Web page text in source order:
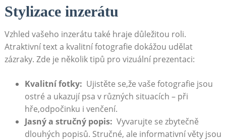
Stylizace inzerátu
Vzhled vašeho inzerátu také hraje důležitou⁣ roli.
Atraktivní text a ‍kvalitní fotografie dokážou udělat‍
zázraky. Zde je několik tipů pro⁢ vizuální⁤ prezentaci:
Kvalitní fotky: ⁢ Ujistěte se,že vaše fotografie jsou
ostré a ukazují psa v různých situacích – při
hře,odpočinku ⁣i⁣ venčení.
Jasný a ‍stručný popis: ‍ Vyvarujte se zbytečně
dlouhých⁣ popisů. ⁢Stručné, ale informativní věty jsou